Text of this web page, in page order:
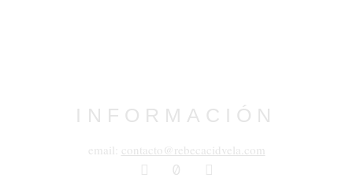
INFORMACIÓN
email: contacto@rebecacidvela.com